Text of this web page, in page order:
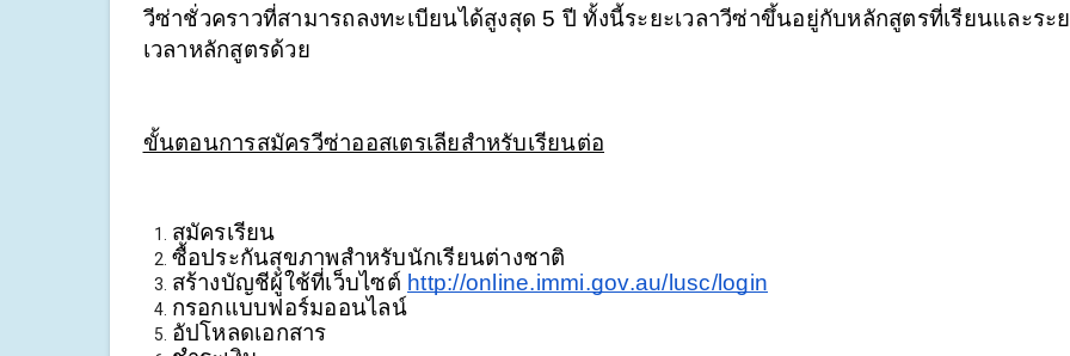
วีซ่าชั่วคราวที่สามารถลงทะเบียนได้สูงสุด 5 ปี ทั้งนี้ระยะเวลาวีซ่าขึ้นอยู่กับหลักสูตรที่เรียนและระ
เวลาหลักสูตรด้วย
ขั้นตอนการสมัครวีซ่าออสเตรเลียสำหรับเรียนต่อ
สมัครเรียน
ซื้อประกันสุขภาพสำหรับนักเรียนต่างชาติ
สร้างบัญชีผู้ใช้ที่เว็บไซต์ http://online.immi.gov.au/lusc/login
กรอกแบบฟอร์มออนไลน์
อัปโหลดเอกสาร